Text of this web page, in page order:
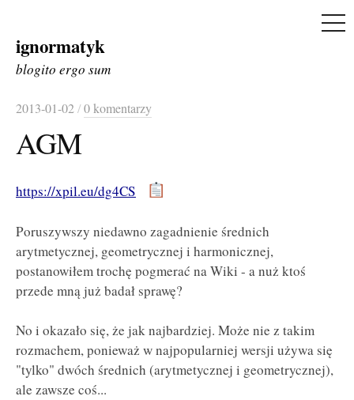
Skip
to
ignormatyk
blogito ergo sum
2013-01-02/0 komentarzy
AGM
https://xpil.eu/dg4CS
Poruszywszy niedawno zagadnienie średnich
arytmetycznej, geometrycznej i harmonicznej,
postanowiłem trochę pogmerać na Wiki - a nuż ktoś
przede mną już badał sprawę?
No i okazało się, że jak najbardziej. Może nie z takim
rozmachem, ponieważ w najpopularniej wersji używa się
"tylko" dwóch średnich (arytmetycznej i geometrycznej),
ale zawsze coś...